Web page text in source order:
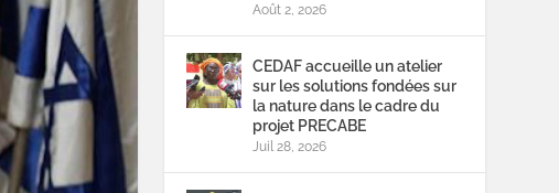
Août 2, 2026
CEDAF accueille un atelier
sur les solutions fondées sur
la nature dans le cadre du
projet PRECABE
Juil 28, 2026